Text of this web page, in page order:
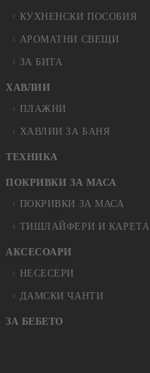
КУХНЕНСКИ ПОСОБИЯ
АРОМАТНИ СВЕЩИ
ЗА БИТА
ХАВЛИИ
ПЛАЖНИ
ХАВЛИИ ЗА БАНЯ
ТЕХНИКА
ПОКРИВКИ ЗА МАСА
ПОКРИВКИ ЗА МАСА
ТИШЛАЙФЕРИ И КАРЕТА
АКСЕСОАРИ
НЕСЕСЕРИ
ДАМСКИ ЧАНТИ
ЗА БЕБЕТО